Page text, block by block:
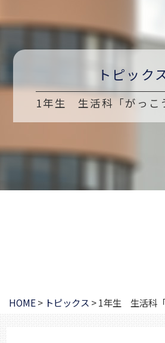
ッ
トピック
1年生 生活科「がっこ
HOME> トピックス >1年生 生活科「